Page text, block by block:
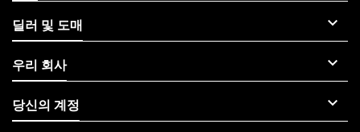
딜러 및 도매 
우리 회사 
당신의 계정 